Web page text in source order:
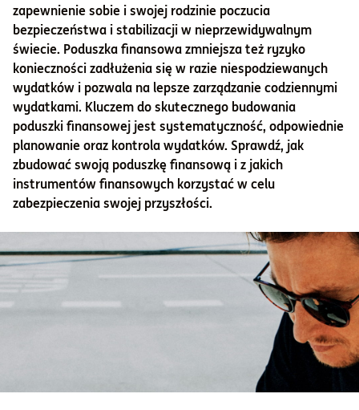
zapewnienie sobie i swojej rodzinie poczucia
bezpieczeństwa i stabilizacji w nieprzewidywalnym
świecie. Poduszka finansowa zmniejsza też ryzyko
konieczności zadłużenia się w razie niespodziewanych
wydatków i pozwala na lepsze zarządzanie codziennymi
wydatkami. Kluczem do skutecznego budowania
poduszki finansowej jest systematyczność, odpowiednie
planowanie oraz kontrola wydatków. Sprawdź, jak
zbudować swoją poduszkę finansową i z jakich
instrumentów finansowych korzystać w celu
zabezpieczenia swojej przyszłości.